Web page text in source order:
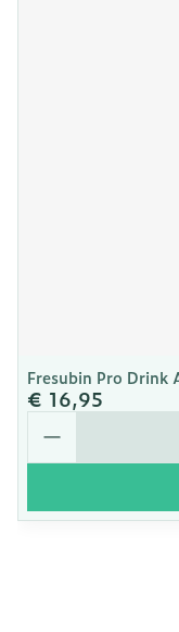
Fresubin Pro Drink
€ 16,95
Aantal